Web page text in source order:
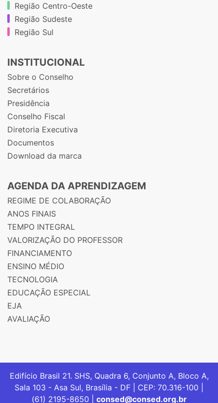
Região Centro-Oeste
Região Sudeste
Região Sul
INSTITUCIONAL
Sobre o Conselho
Secretários
Presidência
Conselho Fiscal
Diretoria Executiva
Documentos
Download da marca
AGENDA DA APRENDIZAGEM
REGIME DE COLABORAÇÃO
ANOS FINAIS
TEMPO INTEGRAL
VALORIZAÇÃO DO PROFESSOR
FINANCIAMENTO
ENSINO MÉDIO
TECNOLOGIA
EDUCAÇÃO ESPECIAL
EJA
AVALIAÇÃO
Edifício Brasil 21. SHS, Quadra 6, Conjunto A, Bloco A,
Sala 103 - Asa Sul, Brasília - DF | CEP: 70.316-100 |
(61) 2195-8650 | consed@consed.org.br